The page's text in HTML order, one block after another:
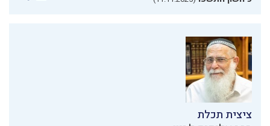
ציצית תכלת